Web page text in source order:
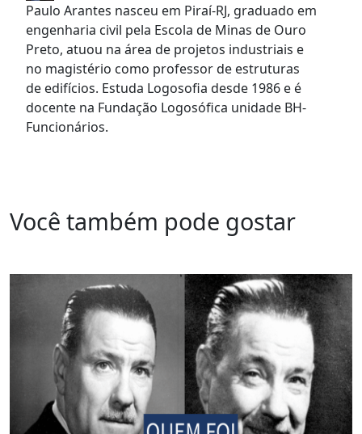
Paulo Arantes nasceu em Piraí-RJ, graduado em
engenharia civil pela Escola de Minas de Ouro
Preto, atuou na área de projetos industriais e
no magistério como professor de estruturas
de edifícios. Estuda Logosofia desde 1986 e é
docente na Fundação Logosófica unidade BH-
Funcionários.
Você também pode gostar